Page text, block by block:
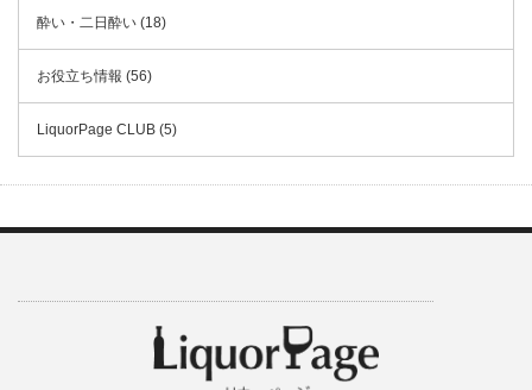
酔い・二日酔い (18)
お役立ち情報 (56)
LiquorPage CLUB (5)